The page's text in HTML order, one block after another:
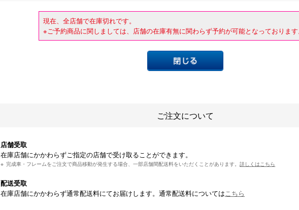
現在、全店舗で在庫切れです。
※ご予約商品に関しましては、店舗の在庫有無に関わらず予約が可能となっておりま
ご注文について
店舗受取
在庫店舗にかかわらずご指定の店舗で受け取ることができます。
完成車・フレームをご注文で商品移動が発生する場合、一部店舗間配送料をいただくことがあります。詳しくはこちら
配送受取
在庫店舗にかかわらず通常配送料にてお届けします。通常配送料についてはこちら